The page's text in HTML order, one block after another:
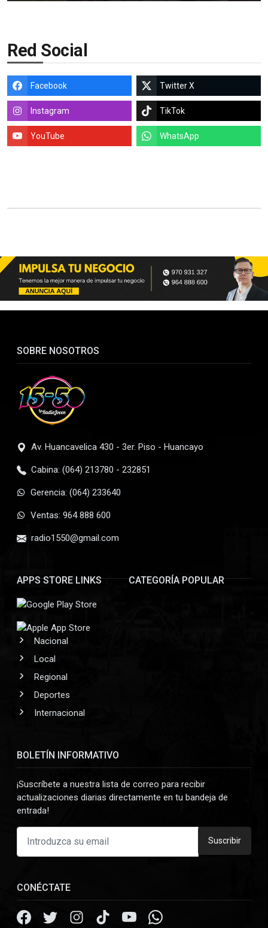
Red Social
Facebook Twitter X
Instagram TikTok
YouTube WhatsApp
SOBRE NOSOTROS
Av. Huancavelica 430 - 3er. Piso - Huancayo
Cabina: (064) 213780 - 232851
Gerencia: (064) 233640
Ventas: 964 888 600
radio1550@gmail.com
APPS STORE LINKS CATEGORÍA POPULAR
Nacional
Local
Regional
Deportes
Internacional
BOLETÍN INFORMATIVO
¡Suscríbete a nuestra lista de correo para recibir
actualizaciones diarias directamente en tu bandeja de
entrada!
Suscribir
CONÉCTATE